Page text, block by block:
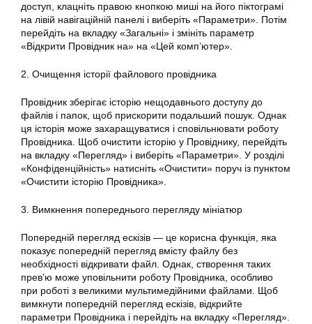
доступ, клацніть правою кнопкою миші на його піктограмі
на лівій навігаційній панелі і виберіть «Параметри». Потім
перейдіть на вкладку «Загальні» і змініть параметр
«Відкрити Провідник на» на «Цей комп’ютер».
2. Очищення історії файлового провідника
Провідник зберігає історію нещодавнього доступу до
файлів і папок, щоб прискорити подальший пошук. Однак
ця історія може захаращуватися і сповільнювати роботу
Провідника. Щоб очистити історію у Провіднику, перейдіть
на вкладку «Перегляд» і виберіть «Параметри». У розділі
«Конфіденційність» натисніть «Очистити» поруч із пунктом
«Очистити історію Провідника».
3. Вимкнення попереднього перегляду мініатюр
Попередній перегляд ескізів — це корисна функція, яка
показує попередній перегляд вмісту файлу без
необхідності відкривати файл. Однак, створення таких
прев’ю може уповільнити роботу Провідника, особливо
при роботі з великими мультимедійними файлами. Щоб
вимкнути попередній перегляд ескізів, відкрийте
параметри Провідника і перейдіть на вкладку «Перегляд».